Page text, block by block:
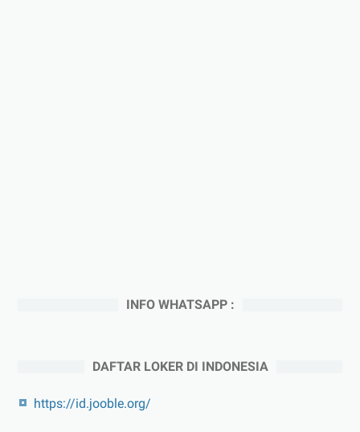
INFO WHATSAPP :
DAFTAR LOKER DI INDONESIA
https://id.jooble.org/